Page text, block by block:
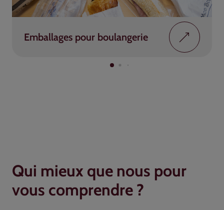
Emballages pour boulangerie
Qui mieux que nous pour
vous comprendre ?